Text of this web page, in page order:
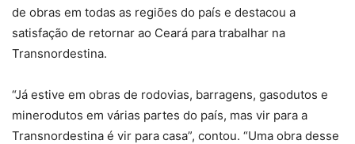
de obras em todas as regiões do país e destacou a
satisfação de retornar ao Ceará para trabalhar na
Transnordestina.
“Já estive em obras de rodovias, barragens, gasodutos e
minerodutos em várias partes do país, mas vir para a
Transnordestina é vir para casa”, contou. “Uma obra desse